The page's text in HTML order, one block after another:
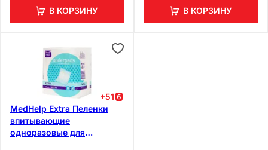
В КОРЗИНУ В КОРЗИНУ
+51
MedHelp Extra Пеленки
впитывающие
одноразовые для